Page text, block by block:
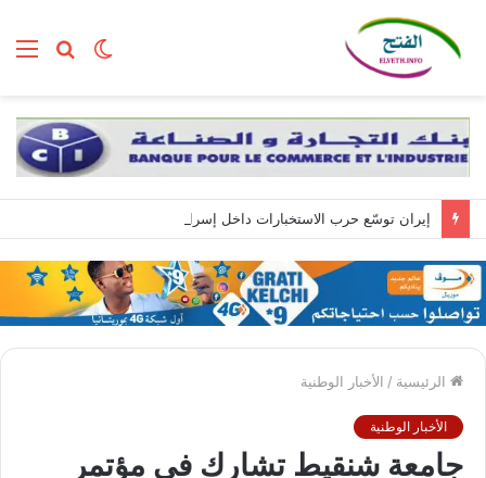
بحث الوضع
الرئيسية / الأخبار الوطنية
الأخبار الوطنية
جامعة شنقيط تشارك في مؤتمر